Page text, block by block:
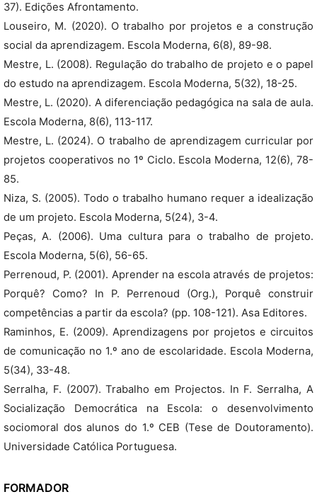
37). Edições Afrontamento.
Louseiro, M. (2020). O trabalho por projetos e a construção
social da aprendizagem. Escola Moderna, 6(8), 89-98.
Mestre, L. (2008). Regulação do trabalho de projeto e o papel
do estudo na aprendizagem. Escola Moderna, 5(32), 18-25.
Mestre, L. (2020). A diferenciação pedagógica na sala de aula.
Escola Moderna, 8(6), 113-117.
Mestre, L. (2024). O trabalho de aprendizagem curricular por
projetos cooperativos no 1º Ciclo. Escola Moderna, 12(6), 78-
85.
Niza, S. (2005). Todo o trabalho humano requer a idealização
de um projeto. Escola Moderna, 5(24), 3-4.
Peças, A. (2006). Uma cultura para o trabalho de projeto.
Escola Moderna, 5(6), 56-65.
Perrenoud, P. (2001). Aprender na escola através de projetos:
Porquê? Como? In P. Perrenoud (Org.), Porquê construir
competências a partir da escola? (pp. 108-121). Asa Editores.
Raminhos, E. (2009). Aprendizagens por projetos e circuitos
de comunicação no 1.º ano de escolaridade. Escola Moderna,
5(34), 33-48.
Serralha, F. (2007). Trabalho em Projectos. In F. Serralha, A
Socialização Democrática na Escola: o desenvolvimento
sociomoral dos alunos do 1.º CEB (Tese de Doutoramento).
Universidade Católica Portuguesa.
FORMADOR